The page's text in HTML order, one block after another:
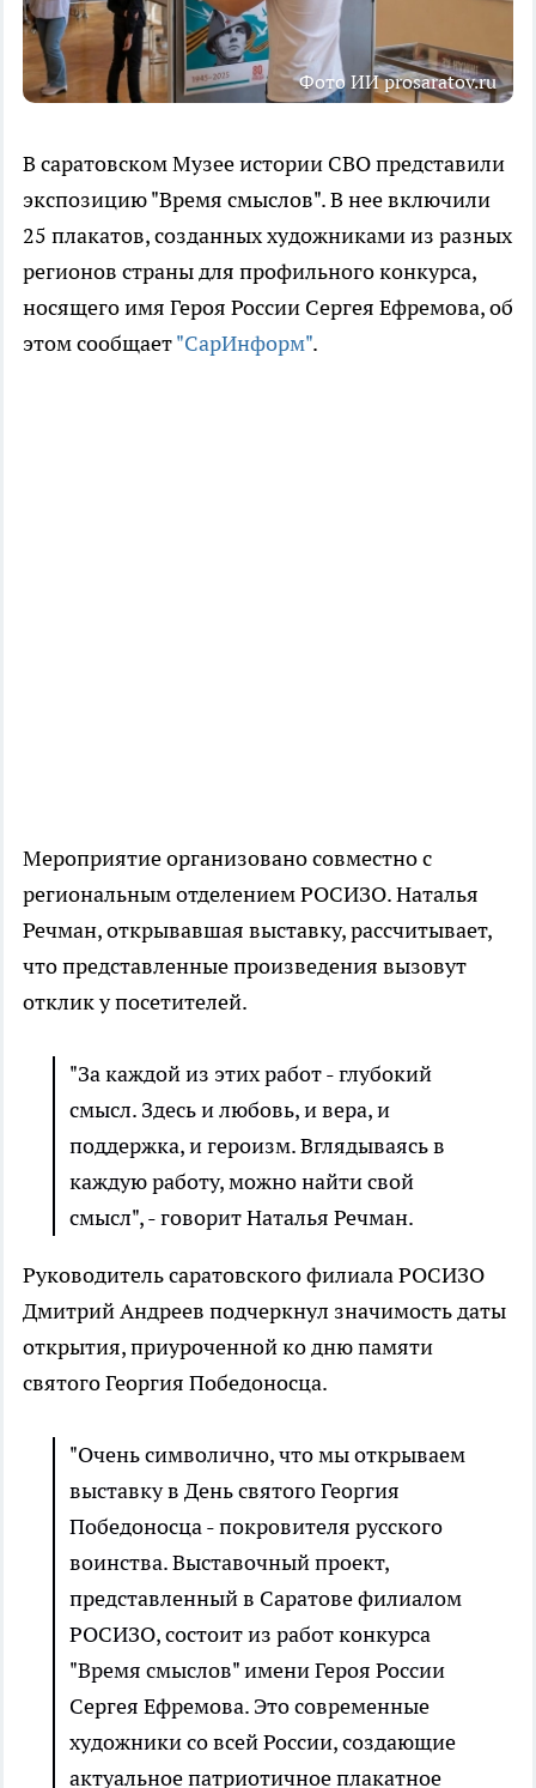
Фото ИИ prosaratov.ru
В саратовском Музее истории СВО представили
экспозицию "Время смыслов". В нее включили
25 плакатов, созданных художниками из разных
регионов страны для профильного конкурса,
носящего имя Героя России Сергея Ефремова, об
этом сообщает"СарИнформ".
Мероприятие организовано совместно с
региональным отделением РОСИЗО. Наталья
Речман, открывавшая выставку, рассчитывает,
что представленные произведения вызовут
отклик у посетителей.
"За каждой из этих работ - глубокий
смысл. Здесь и любовь, и вера, и
поддержка, и героизм. Вглядываясь в
каждую работу, можно найти свой
смысл", - говорит Наталья Речман.
Руководитель саратовского филиала РОСИЗО
Дмитрий Андреев подчеркнул значимость даты
открытия, приуроченной ко дню памяти
святого Георгия Победоносца.
"Очень символично, что мы открываем
выставку в День святого Георгия
Победоносца - покровителя русского
воинства. Выставочный проект,
представленный в Саратове филиалом
РОСИЗО, состоит из работ конкурса
"Время смыслов" имени Героя России
Сергея Ефремова. Это современные
художники со всей России, создающие
актуальное патриотичное плакатное